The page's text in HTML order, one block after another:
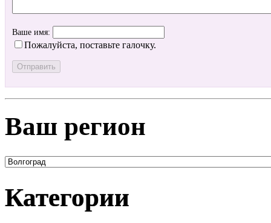
Ваше имя:
Пожалуйста, поставьте галочку.
Ваш регион
Категории